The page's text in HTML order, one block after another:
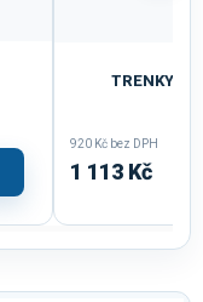
TRENKY
920 Kč bez DPH
1 113 Kč